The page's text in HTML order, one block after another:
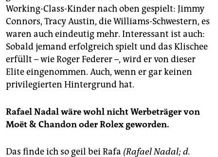
Working-Class-Kinder nach oben gespielt: Jimmy
Connors, Tracy Austin, die Williams-Schwestern, es
waren auch eindeutig mehr. Interessant ist auch:
Sobald jemand erfolgreich spielt und das Klischee
erfüllt – wie Roger Federer –, wird er von dieser
Elite eingenommen. Auch, wenn er gar keinen
privilegierten Hintergrund hat.
Rafael Nadal wäre wohl nicht Werbeträger von
Moët & Chandon oder Rolex geworden.
Das finde ich so geil bei Rafa (Rafael Nadal; d.